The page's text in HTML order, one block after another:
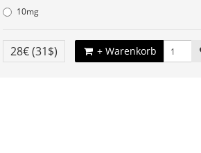
10mg
28€(31$) + Warenkorb